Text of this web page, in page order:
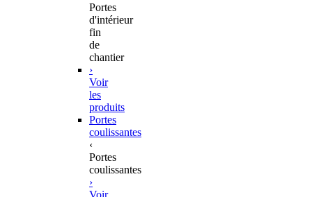
Portes
d'intérieur
fin
de
chantier
›
Voir
les
produits
Portes
coulissantes
‹
Portes
coulissantes
›
Voir